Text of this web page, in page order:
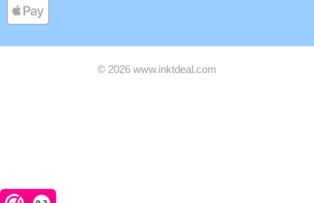
© 2026 www.inktdeal.com